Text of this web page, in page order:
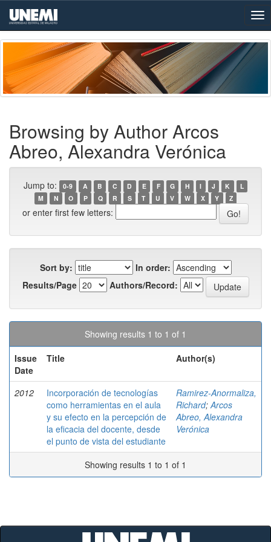
Skip
navigation
Browsing by Author Arcos
Abreo, Alexandra Verónica
Jump to: 0-9 A B C D E F G H I J K
L
M
N O P Q R S T U V W X Y Z
or enter first few letters:
Sort by:
In order:
Results/Page
Authors/Record:
Showing results 1 to 1 of 1
Issue
Date
Title Author(s)
2012
Incorporación de tecnologías
como herramientas en el aula
y su efecto en la percepción de
la eficacia del docente, desde
el punto de vista del estudiante
Ramirez-Anormaliza,
Richard; Arcos
Abreo, Alexandra
Verónica
Showing results 1 to 1 of 1